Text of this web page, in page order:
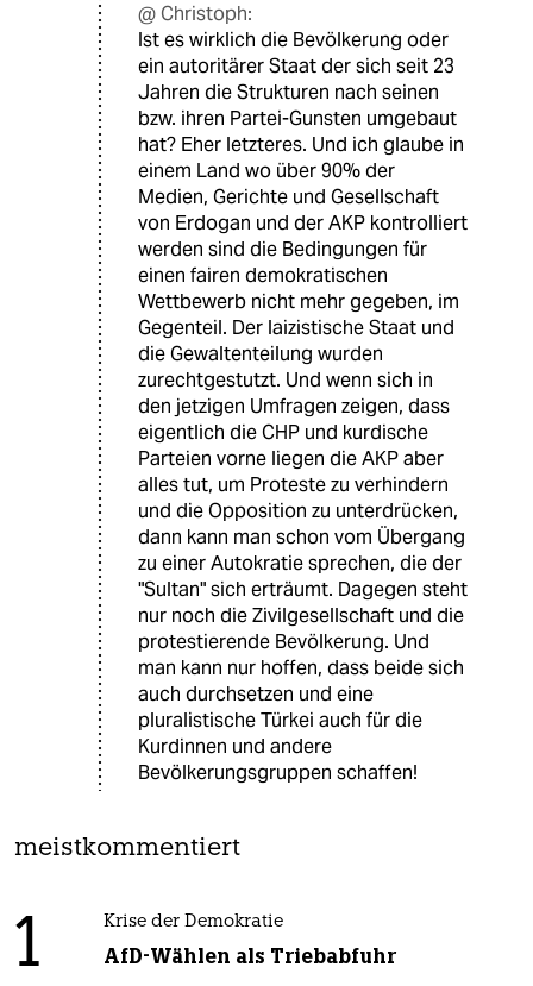
@ Christoph:
Ist es wirklich die Bevölkerung oder
ein autoritärer Staat der sich seit 23
Jahren die Strukturen nach seinen
bzw. ihren Partei-Gunsten umgebaut
hat? Eher letzteres. Und ich glaube in
einem Land wo über 90% der
Medien, Gerichte und Gesellschaft
von Erdogan und der AKP kontrolliert
werden sind die Bedingungen für
einen fairen demokratischen
Wettbewerb nicht mehr gegeben, im
Gegenteil. Der laizistische Staat und
die Gewaltenteilung wurden
zurechtgestutzt. Und wenn sich in
den jetzigen Umfragen zeigen, dass
eigentlich die CHP und kurdische
Parteien vorne liegen die AKP aber
alles tut, um Proteste zu verhindern
und die Opposition zu unterdrücken,
dann kann man schon vom Übergang
zu einer Autokratie sprechen, die der
"Sultan" sich erträumt. Dagegen steht
nur noch die Zivilgesellschaft und die
protestierende Bevölkerung. Und
man kann nur hoffen, dass beide sich
auch durchsetzen und eine
pluralistische Türkei auch für die
Kurdinnen und andere
Bevölkerungsgruppen schaffen!
meistkommentiert
1 Krise der Demokratie
AfD-Wählen als Triebabfuhr